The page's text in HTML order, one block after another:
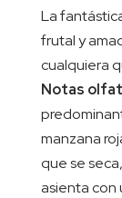
La
frutal y
cualquiera
Notas
manzana
que se
asienta con